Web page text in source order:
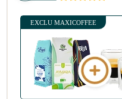
EXCLU MAXICOFFEE